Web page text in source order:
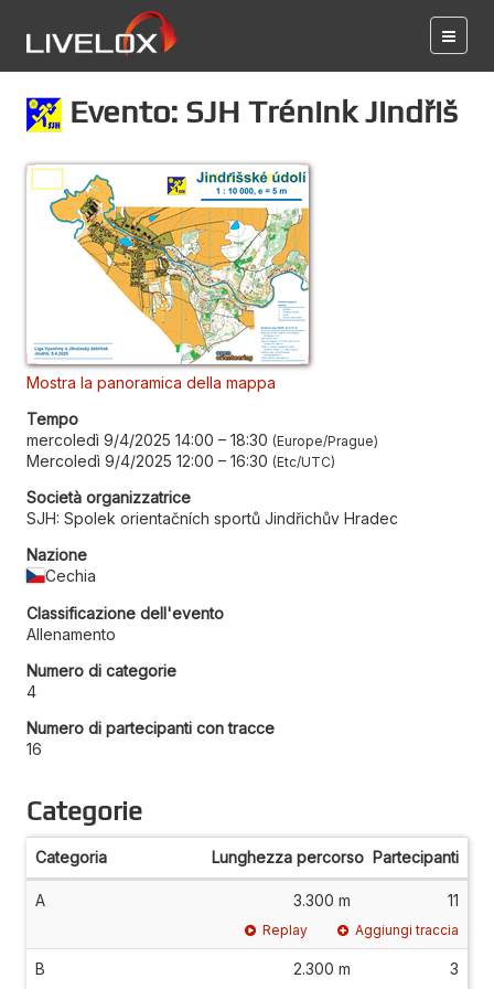
Evento: SJH Trénink Jindřiš
Mostra la panoramica della mappa
Tempo
mercoledì 9/4/2025 14:00 – 18:30 Europe/Prague
Mercoledì 9/4/2025 12:00 – 16:30 Etc/UTC
Società organizzatrice
SJH: Spolek orientačních sportů Jindřichův Hradec
Nazione
Cechia
Classificazione dell'evento
Allenamento
Numero di categorie
4
Numero di partecipanti con tracce
16
Categorie
Categoria Lunghezza percorso Partecipanti
A 3.300 m 11
Replay Aggiungi traccia
B 2.300 m 3